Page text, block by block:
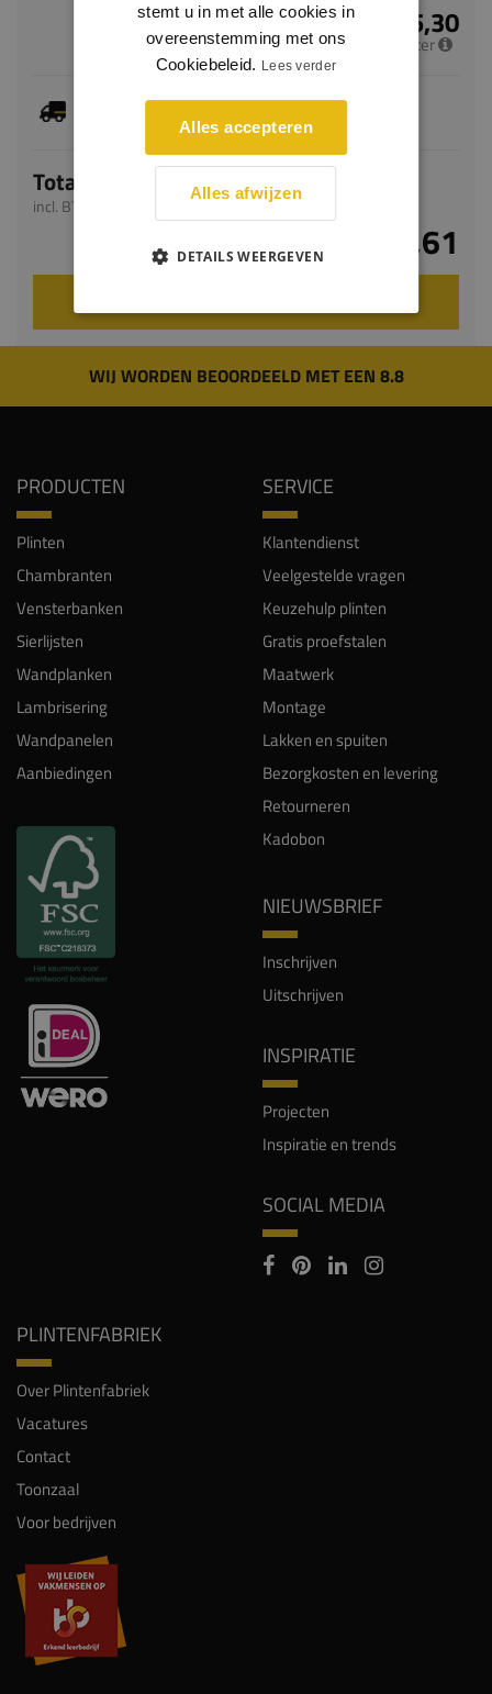
€ 65,30
per meter
Je hebt gekozen voor maatwerk, de verwachte
levertijd bedraagt 8-10 werkdagen
Totaal
incl. BTW
€ 130,61
WIJ WORDEN BEOORDEELD MET EEN 8.8
PRODUCTEN
Plinten
Chambranten
Vensterbanken
Sierlijsten
Wandplanken
Lambrisering
Wandpanelen
Aanbiedingen
SERVICE
Klantendienst
Veelgestelde vragen
Keuzehulp plinten
Gratis proefstalen
Maatwerk
Montage
Lakken en spuiten
Bezorgkosten en levering
Retourneren
Kadobon
NIEUWSBRIEF
Inschrijven
Uitschrijven
INSPIRATIE
Projecten
Inspiratie en trends
SOCIAL MEDIA
PLINTENFABRIEK
Over Plintenfabriek
Vacatures
Contact
Toonzaal
Voor bedrijven
stemt u in met alle cookies in
overeenstemming met ons
Cookiebeleid. Lees verder
Alles accepteren
Alles afwijzen
DETAILS WEERGEVEN